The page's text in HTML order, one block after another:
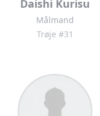
Daishi Kurisu
Målmand
Trøje #31